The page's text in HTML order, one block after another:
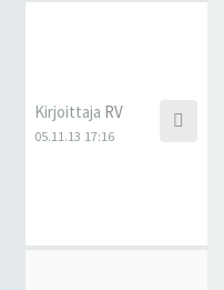
Kirjoittaja RV
05.11.13 17:16